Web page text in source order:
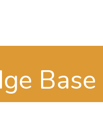
Base